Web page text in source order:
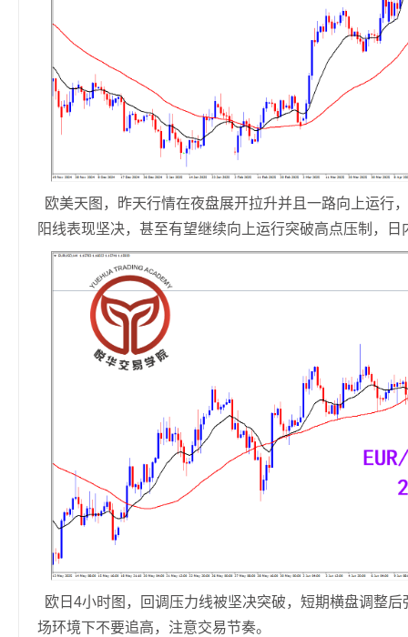
欧美天图，昨天行情在夜盘展开拉升并且一路向上运行
阳线表现坚决，甚至有望继续向上运行突破高点压制，
欧日4小时图，回调压力线被坚决突破，短期横盘调整
场环境下不要追高，注意交易节奏。